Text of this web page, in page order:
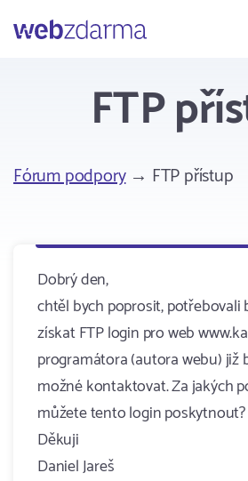
Webzdarma
FTP
Fórum podpory→ FTP přístup
Dobrý den,
chtěl bych poprosit, potřebovali
získat FTP login pro web
programátora (autora webu) již
možné kontaktovat. Za jakých
můžete tento login poskytnout?
Děkuji
Daniel Jareš